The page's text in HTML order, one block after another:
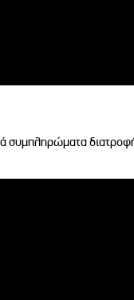
συμπληρώματα